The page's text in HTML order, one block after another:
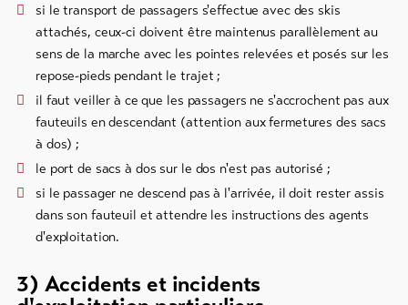
si le transport de passagers s'effectue avec des skis
attachés, ceux-ci doivent être maintenus parallèlement au
sens de la marche avec les pointes relevées et posés sur les
repose-pieds pendant le trajet ;
il faut veiller à ce que les passagers ne s'accrochent pas aux
fauteuils en descendant (attention aux fermetures des sacs
à dos) ;
le port de sacs à dos sur le dos n'est pas autorisé ;
si le passager ne descend pas à l'arrivée, il doit rester assis
dans son fauteuil et attendre les instructions des agents
d'exploitation.
3) Accidents et incidents